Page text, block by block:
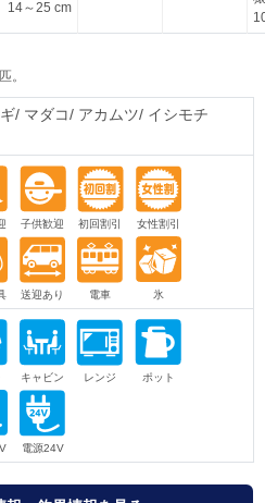
14～25 cm
。
マダコ アカムツ
イシモチ